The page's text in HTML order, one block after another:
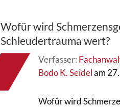
Wofür wird
Schleudertrauma wert?
Verfasser:
Bodo K. Seidelam
Wofür wird